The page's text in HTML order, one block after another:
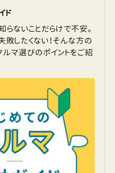
ド
ないことだらけで不安。
したくない！そんな方の
マ選びのポイントをご紹